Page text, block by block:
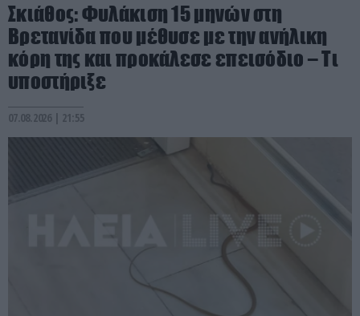
Σκιάθος: Φυλάκιση 15 μηνών στη
Βρετανίδα που μέθυσε με την ανήλικη
κόρη της και προκάλεσε επεισόδιο – Τι
υποστήριξε
07.08.2026 | 21:55